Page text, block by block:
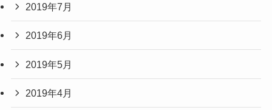
2019年7月
2019年6月
2019年5月
2019年4月